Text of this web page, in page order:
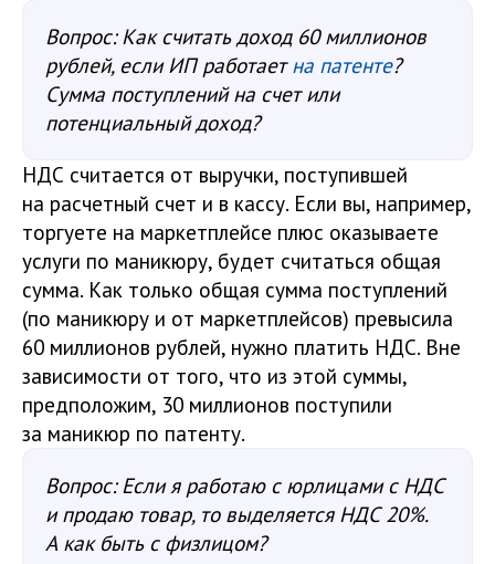
Вопрос: Как считать доход 60 миллионов
рублей, если ИП работаетна патенте?
Сумма поступлений на счет или
потенциальный доход?
НДС считается от выручки, поступившей
на расчетный счет и в кассу. Если вы, например,
торгуете на маркетплейсе плюс оказываете
услуги по маникюру, будет считаться общая
сумма. Как только общая сумма поступлений
(по маникюру и от маркетплейсов) превысила
60 миллионов рублей, нужно платить НДС. Вне
зависимости от того, что из этой суммы,
предположим, 30 миллионов поступили
за маникюр по патенту.
Вопрос: Если я работаю с юрлицами с НДС
и продаю товар, то выделяется НДС 20%.
А как быть с физлицом?